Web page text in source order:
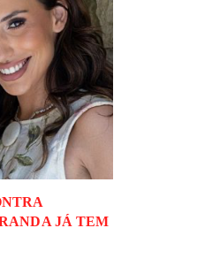
JÁ TEM